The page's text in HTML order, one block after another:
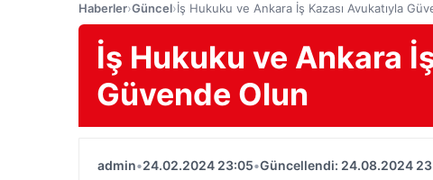
Haberler›Güncel›İş Hukuku ve Ankara İş Kazası Avukatıyla
İş Hukuku ve Ankara
Güvende Olun
admin•24.02.2024 23:05•Güncellendi: 24.08.2024